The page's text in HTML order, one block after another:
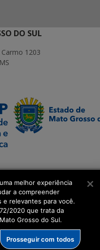
DO SUL
1203
melhor experiência
a compreender
e relevantes para você.
2020 que trata da
Grosso do Sul.
Prosseguir com todos